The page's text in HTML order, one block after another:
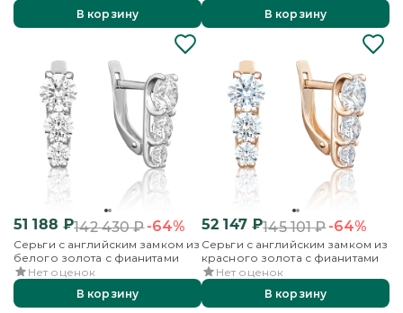
В корзину
В корзину
51 188 ₽142 430₽-64%
Серьги с английским замком из
белого золота с фианитами
Нет оценок
В корзину
52 147₽145 101₽-64%
Серьги с английским замком из
красного золота с фианитами
Нет оценок
В корзину